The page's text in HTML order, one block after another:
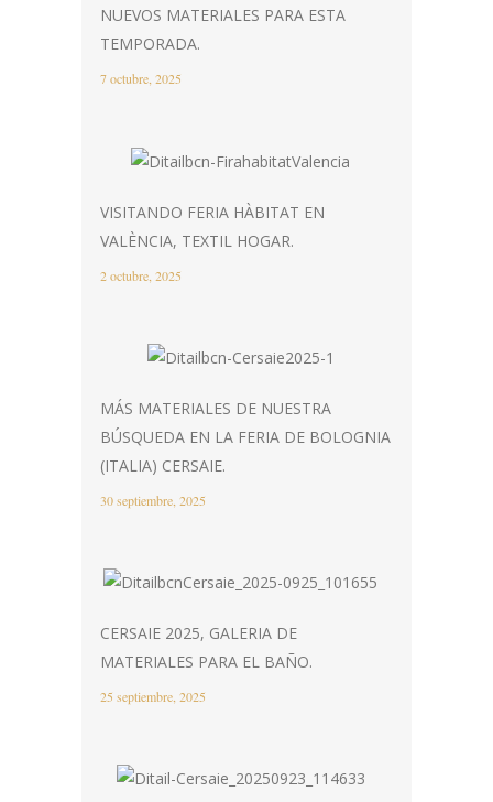
NUEVOS MATERIALES PARA ESTA
TEMPORADA.
7 octubre, 2025
VISITANDO FERIA HÀBITAT EN
VALÈNCIA, TEXTIL HOGAR.
2 octubre, 2025
MÁS MATERIALES DE NUESTRA
BÚSQUEDA EN LA FERIA DE BOLOGNIA
(ITALIA) CERSAIE.
30 septiembre, 2025
CERSAIE 2025, GALERIA DE
MATERIALES PARA EL BAÑO.
25 septiembre, 2025